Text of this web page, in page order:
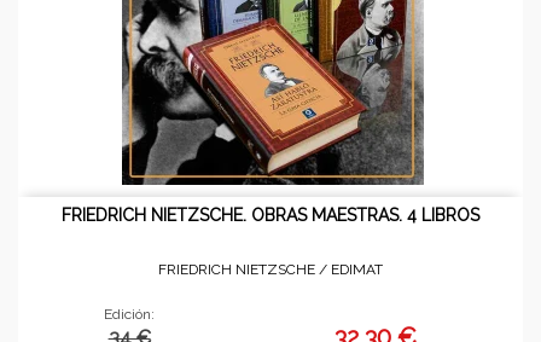
FRIEDRICH NIETZSCHE. OBRAS MAESTRAS. 4 LIBROS
FRIEDRICH NIETZSCHE / EDIMAT
Edición:
34 €